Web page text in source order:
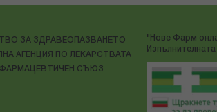
ЗА ЗДРАВЕОПАЗВАНЕТО
АГЕНЦИЯ ПО ЛЕКАРСТВАТА
СЪЮЗ
"Нове Фарм